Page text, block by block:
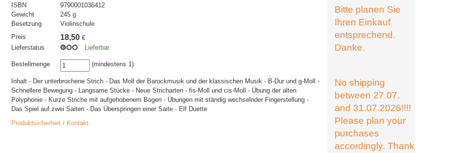
ISBN
9790001036412
Gewicht
245 g
Besetzung
Violinschule
Preis
18,50 €
Lieferstatus
Lieferbar
Bestellmenge (mindestens 1)
Inhalt - Der unterbrochene Strich - Das Moll der Barockmusik und der klassischen Musik - B-Dur und g-Moll -
Schnellere Bewegung - Langsame Stücke - Neue Stricharten - fis-Moll und cis-Moll - Übung der alten
Polyphonie - Kurze Striche mit aufgehobenem Bogen - Übungen mit ständig wechselnder Fingerstellung -
Das Spiel auf zwei Saiten - Das Überspringen einer Saite - Elf Duette
Produktsicherheit / Kontakt
Bitte planen Sie
Ihren Einkauf
entsprechend.
Danke.
No shipping
between 27.07.
and 31.07.2026!!!!
Please plan your
purchases
accordingly. Thank